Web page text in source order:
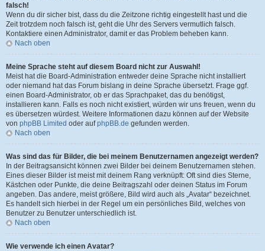
falsch!
Wenn du dir sicher bist, dass du die Zeitzone richtig eingestellt hast und die
Zeit trotzdem noch falsch ist, geht die Uhr des Servers vermutlich falsch.
Kontaktiere einen Administrator, damit er das Problem beheben kann.
Nach oben
Meine Sprache steht auf diesem Board nicht zur Auswahl!
Meist hat die Board-Administration entweder deine Sprache nicht installiert
oder niemand hat das Forum bislang in deine Sprache übersetzt. Frage ggf.
einen Board-Administrator, ob er das Sprachpaket, das du benötigst,
installieren kann. Falls es noch nicht existiert, würden wir uns freuen, wenn du
es übersetzen würdest. Weitere Informationen dazu können auf der Website
von phpBB Limited oder aufphpBB.de gefunden werden.
Nach oben
Was sind das für Bilder, die bei meinem Benutzernamen angezeigt werden?
In der Beitragsansicht können zwei Bilder bei deinem Benutzernamen stehen.
Eines dieser Bilder ist meist mit deinem Rang verknüpft: Oft sind dies Sterne,
Kästchen oder Punkte, die deine Beitragszahl oder deinen Status im Forum
angeben. Das andere, meist größere, Bild wird auch als „Avatar“ bezeichnet.
Es handelt sich hierbei in der Regel um ein persönliches Bild, welches von
Benutzer zu Benutzer unterschiedlich ist.
Nach oben
Wie verwende ich einen Avatar?